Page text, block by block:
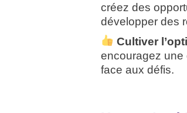
créez des
développer des
Cultiver
encouragez une
face aux défis.